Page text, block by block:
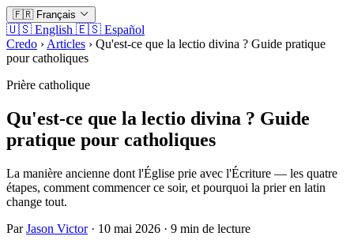
🇫🇷 Français
🇺🇸 English 🇪🇸 Español
Credo › Articles › Qu'est-ce que la lectio divina ? Guide pratique
pour catholiques
Prière catholique
Qu'est-ce que la lectio divina ? Guide
pratique pour catholiques
La manière ancienne dont l'Église prie avec l'Écriture — les quatre
étapes, comment commencer ce soir, et pourquoi la prier en latin
change tout.
ParJason Victor· 10 mai 2026 · 9 min de lecture